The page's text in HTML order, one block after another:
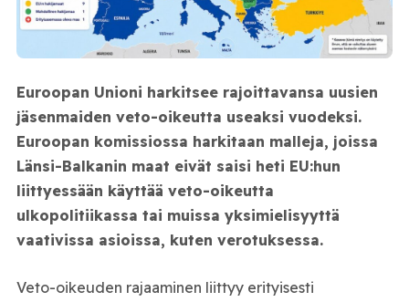
Euroopan Unioni harkitsee rajoittavansa uusien
jäsenmaiden veto-oikeutta useaksi vuodeksi.
Euroopan komissiossa harkitaan malleja, joissa
Länsi-Balkanin maat eivät saisi heti EU:hun
liittyessään käyttää veto-oikeutta
ulkopolitiikassa tai muissa yksimielisyyttä
vaativissa asioissa, kuten verotuksessa.
Veto-oikeuden rajaaminen liittyy erityisesti